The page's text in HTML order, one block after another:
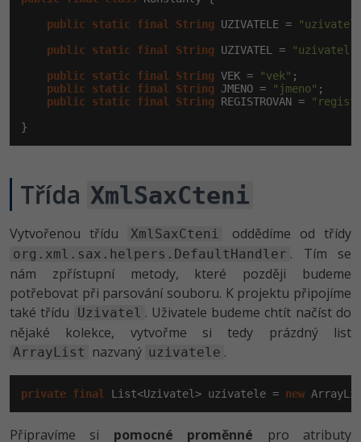
public
static final String UZIVATELE =
public
static final String UZIVATEL = "uzivatel"
public
static final String VEK = "vek" ;
public
static final String JMENO = "jmeno" ;
public
static final String REGISTROVAN =
}
Třída XmlSaxCteni
Vytvořenou třídu XmlSaxCteni oddědíme od třídy
org.xml.sax.helpers.DefaultHandler . Tím se
nám zpřístupní metody, které později budeme
potřebovat při parsování souboru. K projektu připojíme
také třídu
Uzivatel . Uživatele budeme chtít načíst do
nějaké kolekce, vytvořme si tedy prázdný list
ArrayList nazvaný uzivatele .
private final List<Uzivatel> uzivatele = new
Připravíme si pomocné proměnné pro atributy